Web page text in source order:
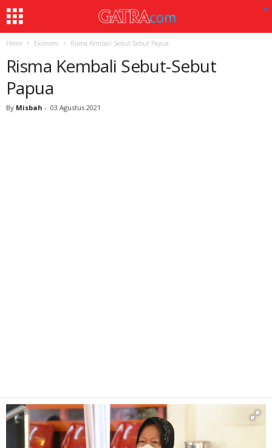
Home Ekonomi Risma Kembali Sebut-Sebut Papua
Risma Kembali Sebut-Sebut
Papua
By Misbah - 03 Agustus 2021